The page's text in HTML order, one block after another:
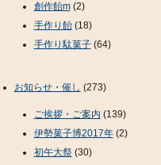
創作飴m(2)
手作り飴(18)
手作り駄菓子(64)
お知らせ・催し (273)
ご挨拶・ご案内 (139)
伊勢菓子博2017年(2)
初午大祭(30)